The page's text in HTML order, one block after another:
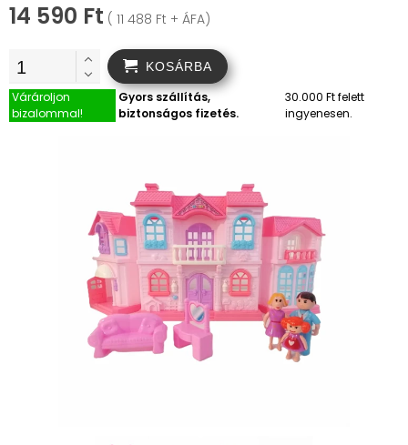
14 590 Ft ( 11 488 Ft + ÁFA)
KOSÁRBA
Várároljon
bizalommal!
Gyors szállítás,
biztonságos fizetés.
30.000 Ft felett
ingyenesen.